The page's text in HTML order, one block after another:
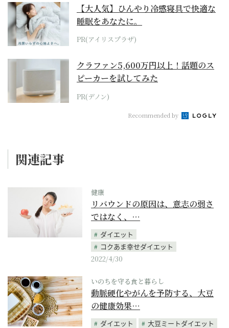
【大人気】ひんやり冷感寝具で快適な
睡眠をあなたに。
PR(アイリスプラザ)
クラファン5,600万円以上！話題のス
ピーカーを試してみた
PR(デノン)
Recommended by
関連記事
健康
リバウンドの原因は、意志の弱さ
ではなく、…
ダイエット
コクあま幸せダイエット
2022/4/30
いのちを守る食と暮らし
動脈硬化やがんを予防する、大豆
の健康効果…
ダイエット 大豆ミートダイエット